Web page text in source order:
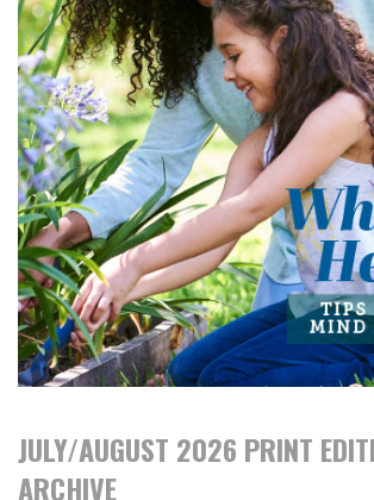
JULY/AUGUST 2026 PRINT
ARCHIVE